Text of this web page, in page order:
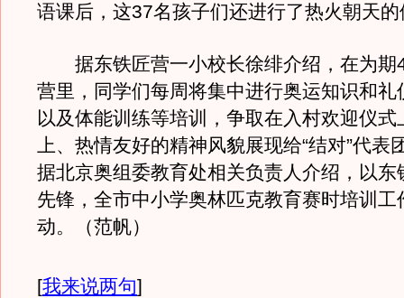
语课后，这37名孩子们还进行了热火朝天
据东铁匠营一小校长徐绯介绍，在为期
营里，同学们每周将集中进行奥运知识和礼
以及体能训练等培训，争取在入村欢迎仪式
上、热情友好的精神风貌展现给“结对”代表
据北京奥组委教育处相关负责人介绍，以东
先锋，全市中小学奥林匹克教育赛时培训工
动。（范帆）
[我来说两句]